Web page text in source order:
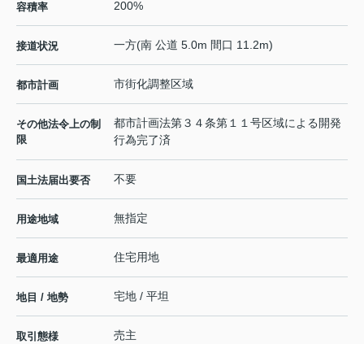
容積率 200%
接道状況 一方(南 公道 5.0m 間口 11.2m)
都市計画 市街化調整区域
その他法令上の制
限
都市計画法第３４条第１１号区域による開発
行為完了済
国土法届出要否 不要
用途地域 無指定
最適用途 住宅用地
地目 / 地勢 宅地 / 平坦
取引態様 売主